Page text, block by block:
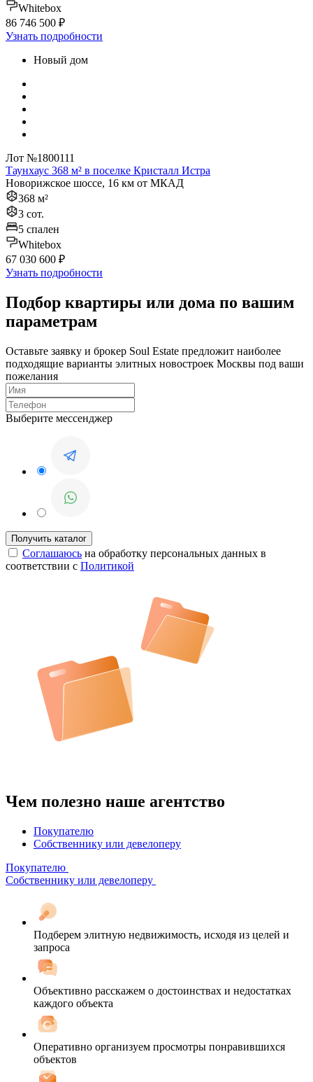
Whitebox
86 746 500 ₽
Узнать подробности
Новый дом
Лот №1800111
Таунхаус 368 м² в поселке Кристалл Истра
Новорижское шоссе, 16 км от МКАД
368 м²
3 сот.
5 спален
Whitebox
67 030 600 ₽
Узнать подробности
Подбор квартиры или дома по вашим
параметрам
Оставьте заявку и брокер Soul Estate предложит наиболее
подходящие варианты элитных новостроек Москвы под ваши
пожелания
Выберите мессенджер
Соглашаюсь на обработку персональных данных в
соответствии с Политикой
Чем полезно наше агентство
Покупателю
Собственнику или девелоперу
Покупателю
Собственнику или девелоперу
Подберем элитную недвижимость, исходя из целей и
запроса
Объективно расскажем о достоинствах и недостатках
каждого объекта
Оперативно организуем просмотры понравившихся
объектов